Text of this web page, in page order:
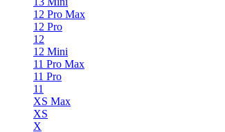
12 Pro Max
12 Pro
12
12 Mini
11 Pro Max
11 Pro
11
XS Max
XS
X